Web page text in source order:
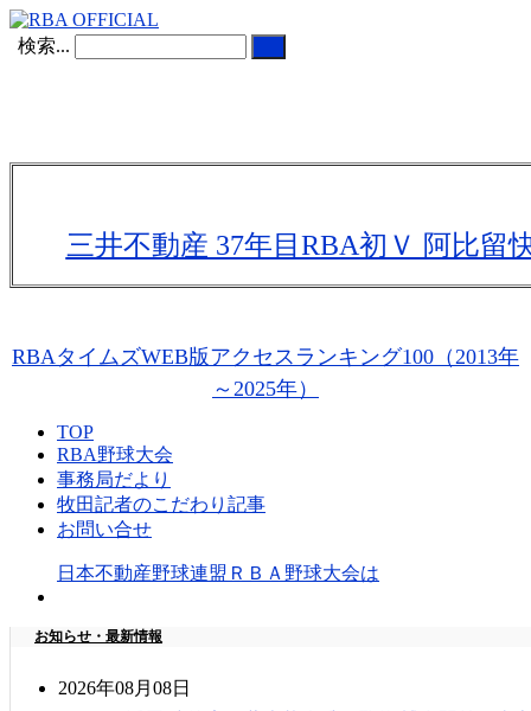
検索...
三井不動産 37年目RBA初Ｖ 阿比
RBAタイムズWEB版アクセスランキング100（2013年
～2025年）
TOP
RBA野球大会
事務局だより
牧田記者のこだわり記事
お問い合せ
日本不動産野球連盟ＲＢＡ野球大会は
お知らせ・最新情報
2026年08月08日